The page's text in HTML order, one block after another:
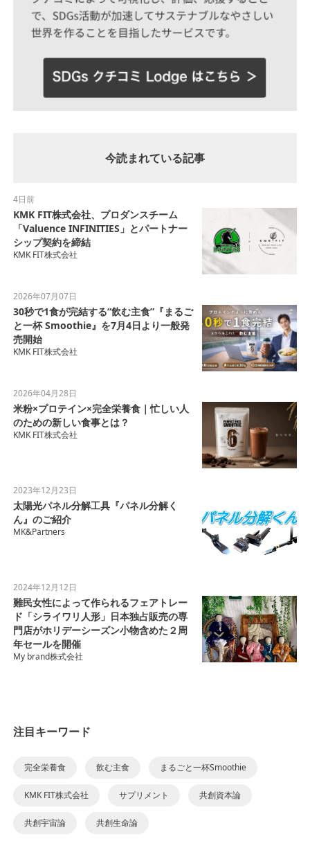
今読まれている記事
4日前
KMK FIT株式会社、プロダンスチーム
「Valuence INFINITIES」とパートナー
シップ契約を締結
KMK FIT株式会社
2026年07月07日
30秒で1食が完結する“飲む主食”『まるご
と一杯 Smoothie』を7月4日より一般発
売開始
KMK FIT株式会社
2026年04月28日
米粉×プロテイン×完全栄養食｜忙しい人
のための新しい食事とは？
KMK FIT株式会社
2023年12月23日
太陽光パネル分解工具『パネル分解く
ん』のご紹介
MK&Partners
2024年12月12日
難民女性によって作られるフェアトレー
ド「シライワリ人形」日本独占販売の専
門店がホリデーシーズン小物含めた２周
年セールを開催
My brand株式会社
注目キーワード
完全栄養食 飲む主食 まるごと一杯Smoothie
KMK FIT株式会社 サプリメント 共創資本論
共創宇宙論 共創生命論